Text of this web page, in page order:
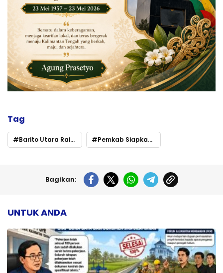
Tag
Barito Utara Raih Juara Umum MTQH Kalteng 2025 Pemkab Siapkan Bonus Rp300 Juta dan Hadiah Umrah
Bagikan:
UNTUK ANDA